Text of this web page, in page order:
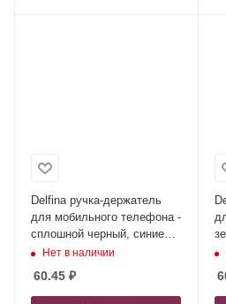
Delfina ручка-держатель
для мобильного телефона -
сплошной черный, синие
чернила
Нет в наличии
60.45 ₽